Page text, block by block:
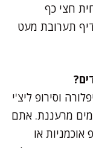
חצי כף
תערובת מעט
וסירופ ליצ'י
מרעננת. אתם
אוכמניות או